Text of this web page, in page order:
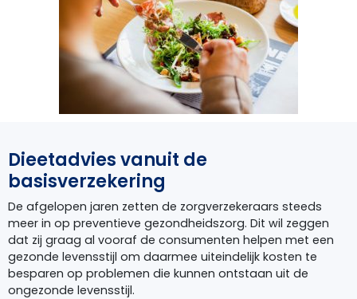
Dieetadvies vanuit de
basisverzekering
De afgelopen jaren zetten de zorgverzekeraars steeds
meer in op preventieve gezondheidszorg. Dit wil zeggen
dat zij graag al vooraf de consumenten helpen met een
gezonde levensstijl om daarmee uiteindelijk kosten te
besparen op problemen die kunnen ontstaan uit de
ongezonde levensstijl.